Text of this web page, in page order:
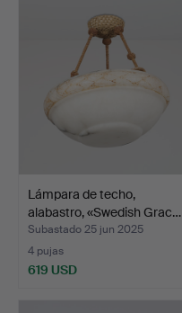
Lámpara de techo,
alabastro, «Swedish Grac…
Subastado 25 jun 2025
4 pujas
619 USD